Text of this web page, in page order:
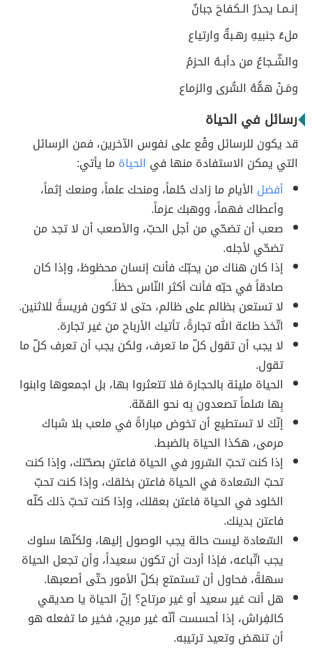
إنـمـا يحذرُ الـكفاحَ جبانٌ
ملءُ جنبيهِ رهـبةٌ وارتياع
والشّـجاعُ من دأبـهُ الحزمُ
ومَـنْ همُّهُ السُّرى والزماع
رسائل في الحياة
قد يكون للرسائل وقْع على نفوس الآخرين، فمن الرسائل
التي يمكن الاستفادة منها في الحياة ما يأتي:
أفضل الأيام ما زادك حُلماً، ومنحك علماً، ومنعك إثماً،
وأعطاك فهماً، ووهبك عزماً.
صعب أن تضحّي من أجل الحبّ، والأصعب أن لا تجد من
تضحّي لأجله.
إذا كان هناك من يحبّك فأنت إنسان محظوظ، وإذا كان
صادقاً في حبّه فأنت أكثر النّاس حظاً.
لا تستعن بظالم على ظالم، حتى لا تكون فريسةً للاثنين.
اتّخذ طاعة الله تجارةً، تأتيك الأرباح من غير تجارة.
لا يجب أن تقول كلّ ما تعرف، ولكن يجب أن تعرف كلّ ما
تقول.
الحياة مليئة بالحجارة فلا تتعثروا بها، بل اجمعوها وابنوا
بِها سُلماً تصعدون بِه نحو القمّة.
إنّكَ لا تستطيع أن تخوض مباراةً في ملعب بلا شباك
مرمى، هكذا الحياة بالضبط.
إذا كنت تحبّ السّرور في الحياة فاعتنِ بصحّتك، وإذا كنت
تحبّ السّعادة في الحياة فاعتن بخلقك، وإذا كنت تحبّ
الخلود في الحياة فاعتن بعقلك، وإذا كنت تحبّ ذلك كلّه
فاعتن بدينك.
السّعادة ليست حالة يجب الوصول إليها، ولكنّها سلوك
يجب اتّباعه، فإذا أردت أن تكون سعيداً، وأن تجعل الحياة
سهلةً، فحاول أن تستمتع بكلّ الأمور حتّى أصعبها.
هل أنت غير سعيد أو غير مرتاح؟ إنّ الحياة يا صديقي
كالفِراش، إذا أحسست أنّه غير مريح، فخير ما تفعله هو
أن تنهض وتعيد ترتيبه.